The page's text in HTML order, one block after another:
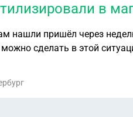
в
нашли пришёл через
сделать в этой